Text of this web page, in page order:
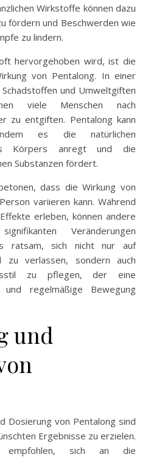
Wirkstoffe können dazu
fördern und Beschwerden wie
zu lindern.
hervorgehoben wird, ist die
von Pentalong. In einer
und Umweltgiften
viele Menschen nach
zu entgiften. Pentalong kann
es die natürlichen
Körpers anregt und die
Substanzen fördert.
dass die Wirkung von
variieren kann. Während
erleben, können andere
Veränderungen
ratsam, sich nicht nur auf
zu verlassen, sondern auch
zu pflegen, der eine
und regelmäßige Bewegung
und
Dosierung von Pentalong sind
Ergebnisse zu erzielen.
sich an die